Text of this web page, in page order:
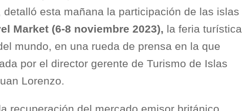
esta mañana la participación de las islas
Market (6-8 noviembre 2023), la feria turística
mundo, en una rueda de prensa en la que
por el director gerente de Turismo de Islas
Lorenzo.